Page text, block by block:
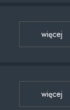
więcej
więcej